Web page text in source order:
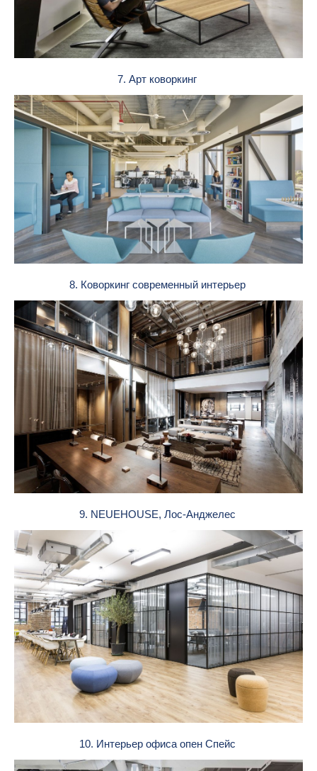
7. Арт коворкинг
8. Коворкинг современный интерьер
9. NEUEHOUSE, Лос-Анджелес
10. Интерьер офиса опен Спейс